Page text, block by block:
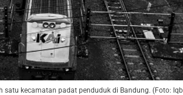
kecamatan padat penduduk di Bandung. (Foto: